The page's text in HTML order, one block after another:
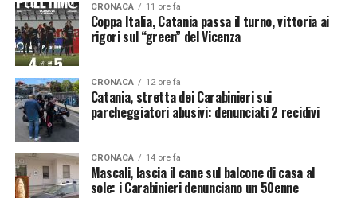
CRONACA 11 ore fa
Coppa Italia, Catania passa il turno, vittoria ai
rigori sul “green” del Vicenza
CRONACA 12 ore fa
Catania, stretta dei Carabinieri sui
parcheggiatori abusivi: denunciati 2 recidivi
CRONACA 14 ore fa
Mascali, lascia il cane sul balcone di casa al
sole: i Carabinieri denunciano un 50enne